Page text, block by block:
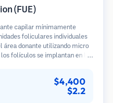
(FUE)
capilar mínimamente
foliculares individuales
área donante utilizando micro
folículos se implantan en las
de extracción de tiras.
$4,400
$2.2